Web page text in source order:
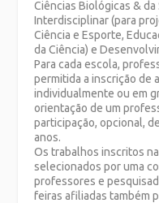
Ciências Biológicas & da
Interdisciplinar (para
Ciência e Esporte,
da Ciência) e
Para cada escola,
permitida a inscrição de
individualmente ou em
orientação de um
participação, opcional,
anos.
Os trabalhos inscritos
selecionados por uma
professores e
feiras afiliadas também